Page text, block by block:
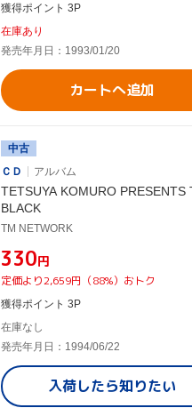
獲得ポイント 3P
在庫あり
発売年月日：1993/01/20
カートへ追加
中古
ＣＤ
アルバム
TETSUYA KOMURO PRESENTS
BLACK
TM NETWORK
¥330円
定価より2,659円（88%）おトク
獲得ポイント 3P
在庫なし
発売年月日：1994/06/22
入荷したら知りたい